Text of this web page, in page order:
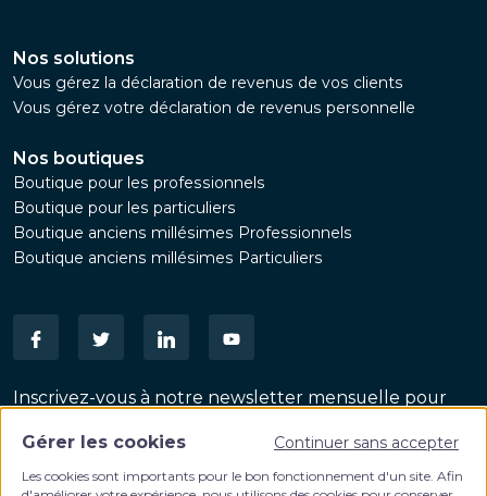
Nos solutions
Vous gérez la déclaration de revenus de vos clients
Vous gérez votre déclaration de revenus personnelle
Nos boutiques
Boutique pour les professionnels
Boutique pour les particuliers
Boutique anciens millésimes Professionnels
Boutique anciens millésimes Particuliers
Inscrivez-vous à notre newsletter mensuelle pour
Email VALIDER
Gérer les cookies Continuer sans accepter
Les cookies sont importants pour le bon fonctionnement d'un site. Afin